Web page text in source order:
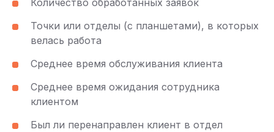
Точки или отделы (с планшетами), в которых
велась работа
Среднее время обслуживания клиента
Среднее время ожидания сотрудника
клиентом
Был ли перенаправлен клиент в отдел